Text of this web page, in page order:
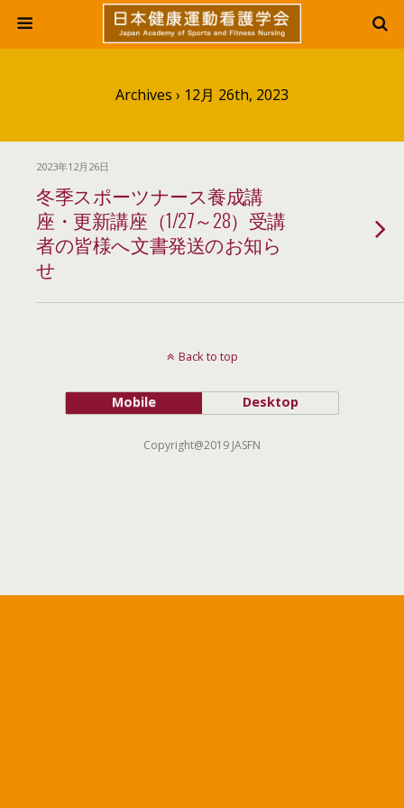
Archives › 12月 26th, 2023
2023年12月26日
冬季スポーツナース養成講
座・更新講座（1/27～28）受講
者の皆様へ文書発送のお知ら
せ
Back to top
Mobile Desktop
Copyright@2019 JASFN